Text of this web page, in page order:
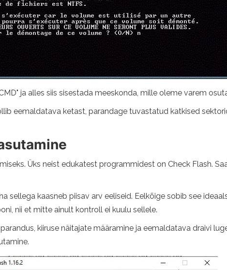
ja alles siis sisestada meeskonda, mille oleme varem
eemaldatava ketast, parandage tuvastatud katkised
Üks neist edukatest programmidest on Check Flash.
sellega kaasneb piisav arv eeliseid. Eelkõige sobib see
nii et mitte ainult kontroll ei kuulu sellele.
kiiruse näitajate määramine ja eemaldatava draivi